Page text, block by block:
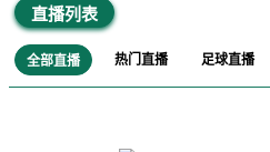
直播列表
全部直播 热门直播 足球直播